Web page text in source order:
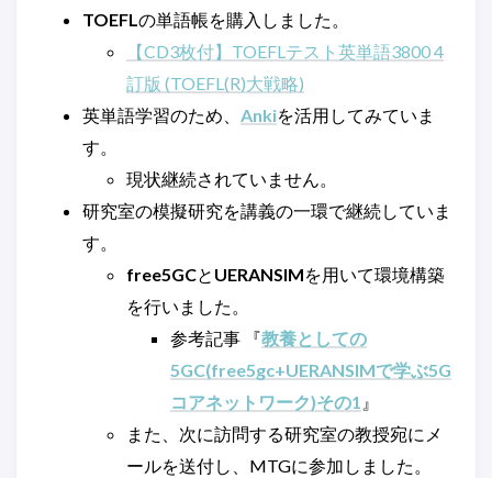
TOEFLの単語帳を購入しました。
【CD3枚付】TOEFLテスト英単語3800 4
訂版 (TOEFL(R)大戦略)
英単語学習のため、 Ankiを活用してみていま
す。
現状継続されていません。
研究室の模擬研究を講義の一環で継続していま
す。
free5GCと UERANSIMを用いて環境構築
を行いました。
参考記事 『教養としての
5GC(free5gc+UERANSIMで学ぶ5G
コアネットワーク)その1 』
また、次に訪問する研究室の教授宛にメ
ールを送付し、MTGに参加しました。